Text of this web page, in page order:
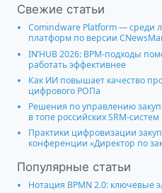
Свежие статьи
Comindware Platform — среди
платформ по версии
IN’HUB 2026: BPM-подходы
работать эффективнее
Как ИИ повышает качество
цифрового РОПа
Решения по управлению
в топе российских SRM-систем
Практики цифровизации
конференции «Директор по
Популярные статьи
Нотация BPMN 2.0: ключевые